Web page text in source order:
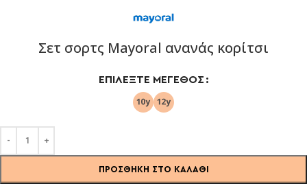
Σετ σορτς Mayoral ανανάς κορίτσι
ΕΠΙΛΈΞΤΕ ΜΈΓΕΘΟΣ
ΠΡΟΣΘΉΚΗ ΣΤΟ ΚΑΛΆΘΙ